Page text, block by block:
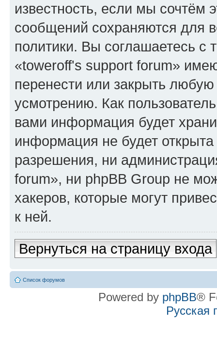
известность, если мы сочтём
сообщений сохраняются для
политики. Вы соглашаетесь
«toweroff's support forum»
перенести или закрыть
усмотрению. Как
вами информация будет
информация не будет
разрешения, ни
forum», ни phpBB Group не
хакеров, которые могут
к ней.
Вернуться на страницу входа
Список форумов
Powered by phpBB®
Русская